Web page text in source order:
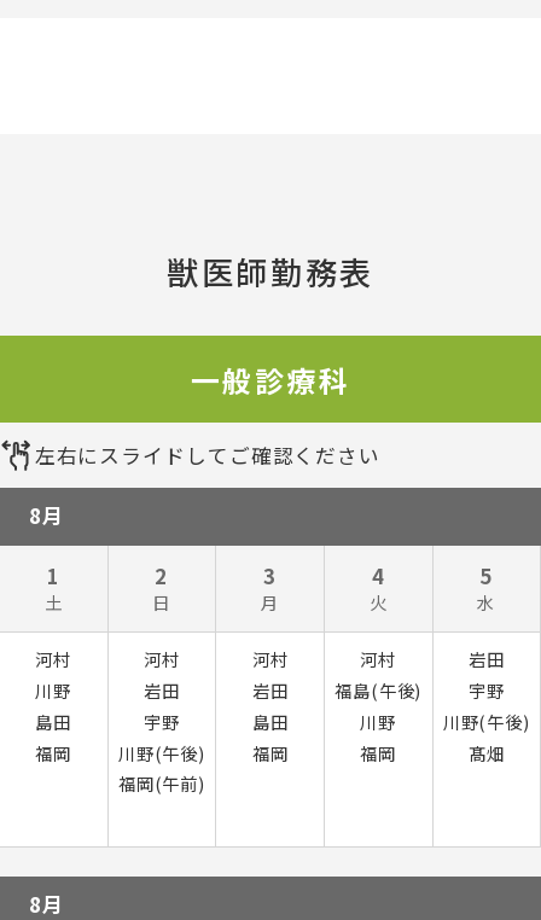
獣医師勤務表
一般診療科
左右にスライドしてご確認ください
8月
1
土
2
日
3
月
4
火
5
水
河村
川野
島田
福岡
河村
岩田
宇野
川野(午後)
福岡(午前)
河村
岩田
島田
福岡
河村
福島(午後)
川野
福岡
岩田
宇野
川野(午後)
髙畑
8月